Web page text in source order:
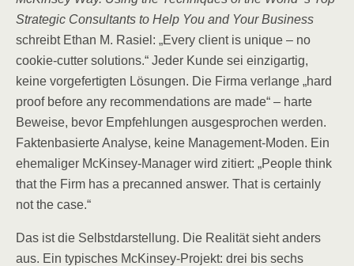
Strategic Consultants to Help You and Your Business
schreibt Ethan M. Rasiel: „Every client is unique – no
cookie-cutter solutions.“ Jeder Kunde sei einzigartig,
keine vorgefertigten Lösungen. Die Firma verlange „hard
proof before any recommendations are made“ – harte
Beweise, bevor Empfehlungen ausgesprochen werden.
Faktenbasierte Analyse, keine Management-Moden. Ein
ehemaliger McKinsey-Manager wird zitiert: „People think
that the Firm has a precanned answer. That is certainly
not the case.“
Das ist die Selbstdarstellung. Die Realität sieht anders
aus. Ein typisches McKinsey-Projekt: drei bis sechs